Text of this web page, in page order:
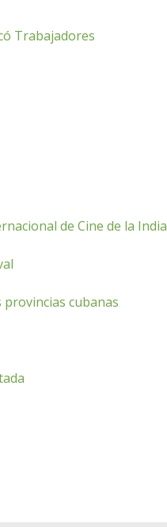
Trabajadores
de Cine de la India
provincias cubanas